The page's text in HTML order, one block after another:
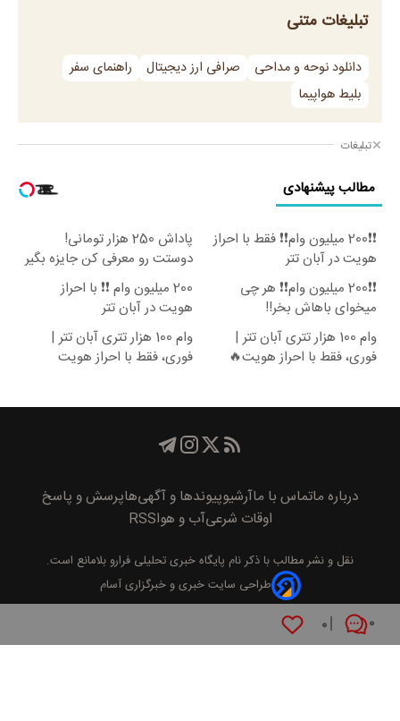
۰ ۰
تبلیغات متنی
دانلود نوحه و مداحی صرافی ارز دیجیتال
راهنمای سفر
بلیط هواپیما
تبلیغات
مطالب پیشنهادی
❗❗200 میلیون وام❗❗ فقط با احراز
هویت در آبان تتر
پاداش 250 هزار تومانی!
دوستت رو معرفی کن جایزه بگیر
😍
❗❗200 میلیون وام❗❗ هر چی
میخوای باهاش بخر!!
200 میلیون وام ❗❗ با احراز
هویت در آبان تتر
وام 100 هزار تتری آبان تتر |
فوری، فقط با احراز هویت🔥
وام 100 هزار تتری آبان تتر |
فوری، فقط با احراز هویت
درباره ماتماس با ماآرشیوپیوند‌ها و آگهی‌هاپرسش و پاسخ
اوقات شرعیآب و هواRSS
نقل و نشر مطالب با ذکر نام پايگاه خبری تحليلی فرارو بلامانع است.
طراحی سایت خبری و خبرگزاری آسام